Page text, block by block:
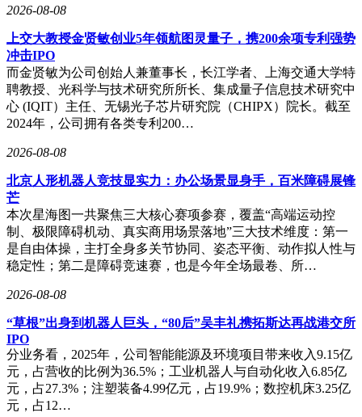
2026-08-08
上交大教授金贤敏创业5年领航图灵量子，携200余项专利强势
冲击IPO
而金贤敏为公司创始人兼董事长，长江学者、上海交通大学特
聘教授、光科学与技术研究所所长、集成量子信息技术研究中
心 (IQIT）主任、无锡光子芯片研究院（CHIPX）院长。截至
2024年，公司拥有各类专利200…
2026-08-08
北京人形机器人竞技显实力：办公场景显身手，百米障碍展锋
芒
本次星海图一共聚焦三大核心赛项参赛，覆盖“高端运动控
制、极限障碍机动、真实商用场景落地”三大技术维度：第一
是自由体操，主打全身多关节协同、姿态平衡、动作拟人性与
稳定性；第二是障碍竞速赛，也是今年全场最卷、所…
2026-08-08
“草根”出身到机器人巨头，“80后”吴丰礼携拓斯达再战港交所
IPO
分业务看，2025年，公司智能能源及环境项目带来收入9.15亿
元，占营收的比例为36.5%；工业机器人与自动化收入6.85亿
元，占27.3%；注塑装备4.99亿元，占19.9%；数控机床3.25亿
元，占12…